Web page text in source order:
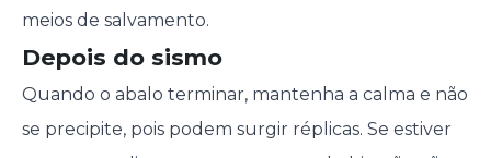
meios de salvamento.
Depois do sismo
Quando o abalo terminar, mantenha a calma e não
se precipite, pois podem surgir réplicas. Se estiver